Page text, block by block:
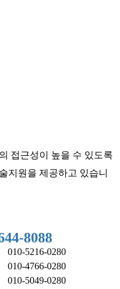
접근성이 높을 수 있도록
지원을 제공하고 있습니
8088
010-5216-0280
010-4766-0280
010-5049-0280